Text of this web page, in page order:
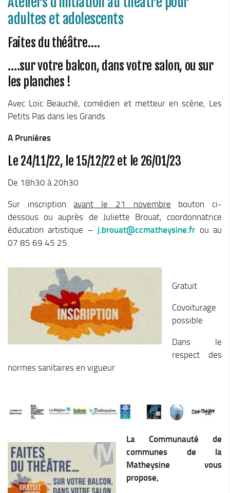
Le Conseil Communautaire
Les services
La CCM recrute
Publications
Economie & Tourisme
Développement économique
Facturation électronique
Montagne, Agriculture & Forêt
Aide aux alpages
Stratégie forestière du massif sud Isère
Appel à projet Friche
Reconquête de terrains agricoles et installations
Projet Alimentaire Territorial
Aménagement du territoire
Urbanisme ADS (Autorisation des droits du sol)
Architecte conseil
Aménagements touristiques
Stratégie de développement touristique
Territoire Napoléon
Chemins de randonnée
Via Ferrata
adultes et adolescents
Faites du théâtre….
….sur votre balcon, dans votre salon, ou sur
les planches !
Avec Loïc Beauché, comédien et metteur en scène, Les
Petits Pas dans les Grands
A Prunières
Le 24/11/22, le 15/12/22 et le 26/01/23
De 18h30 à 20h30
Sur inscriptionavant le 21 novembre bouton ci-
dessous ou auprès de Juliette Brouat, coordonnatrice
éducation artistique – j.brouat@ccmatheysine.fr ou au
07 85 69 45 25.
Gratuit
Covoiturage
possible
Dans le
respect des
normes sanitaires en vigueur
La Communauté de
communes de la
Matheysine vous
propose,